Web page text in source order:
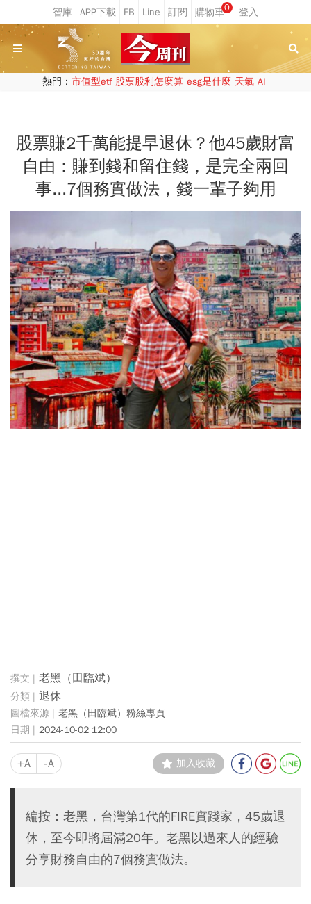
0
熱門： 市值型etf 股票股利怎麼算 esg是什麼 天氣 AI
股票賺2千萬能提早退休？他45歲財富
自由：賺到錢和留住錢，是完全兩回
事...7個務實做法，錢一輩子夠用
老黑（田臨斌）
退休
老黑（田臨斌）粉絲專頁
2024-10-02 12:00
+A -A 加入收藏
編按：老黑，台灣第1代的FIRE實踐家，45歲退
休，至今即將屆滿20年。老黑以過來人的經驗
分享財務自由的7個務實做法。